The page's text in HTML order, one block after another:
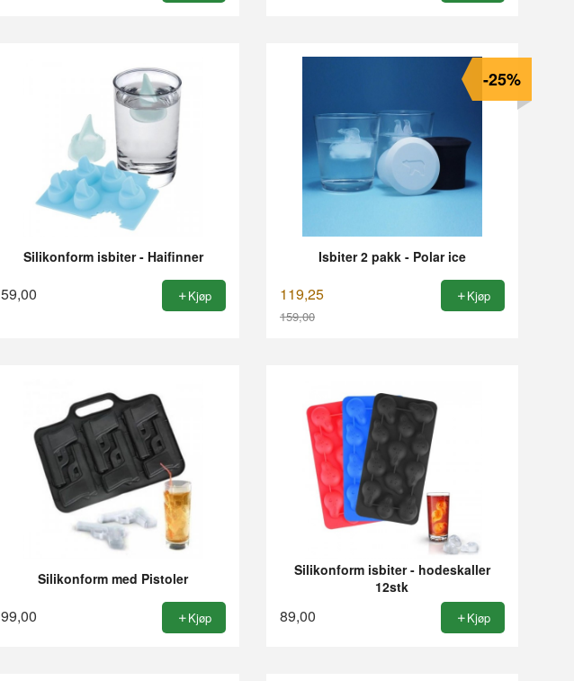
Silikonform isbiter - Haifinner
59,00 Kjøp
Isbiter 2 pakk - Polar ice
119,25
159,00
-25%
Kjøp
Silikonform med Pistoler
99,00 Kjøp
Silikonform isbiter - hodeskaller
12stk
89,00 Kjøp